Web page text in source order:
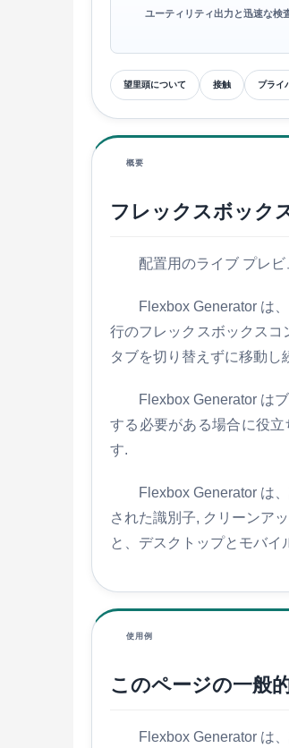
ユーティリティ出力と迅速な検
望里頭について 接触 プライ
概要
フレックスボック
配置用のライブ プレ
Flexbox Generator は
行のフレックスボックスコ
タブを切り替えずに移動し
Flexbox Generator は
する必要がある場合に役
す.
Flexbox Generator は
された識別子, クリーンア
と、デスクトップとモバ
使用例
このページの一般
Flexbox Generator は